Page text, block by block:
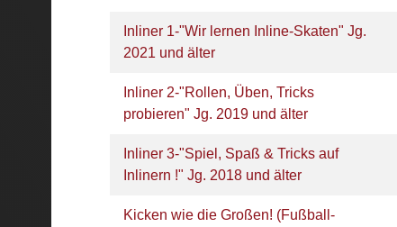
Inliner 1-"Wir lernen Inline-Skaten" Jg.
2021 und älter
Inliner 2-"Rollen, Üben, Tricks
probieren" Jg. 2019 und älter
Inliner 3-"Spiel, Spaß & Tricks auf
Inlinern !" Jg. 2018 und älter
Kicken wie die Großen! (Fußball-